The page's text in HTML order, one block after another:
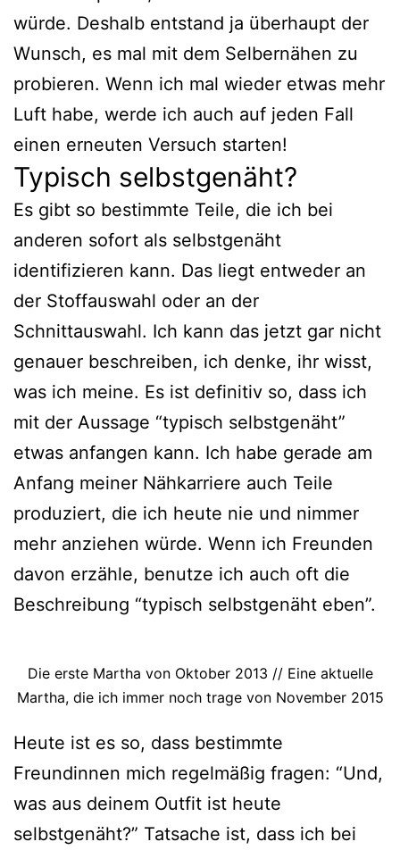
würde. Deshalb entstand ja überhaupt der
Wunsch, es mal mit dem Selbernähen zu
probieren. Wenn ich mal wieder etwas mehr
Luft habe, werde ich auch auf jeden Fall
einen erneuten Versuch starten!
Typisch selbstgenäht?
Es gibt so bestimmte Teile, die ich bei
anderen sofort als selbstgenäht
identifizieren kann. Das liegt entweder an
der Stoffauswahl oder an der
Schnittauswahl. Ich kann das jetzt gar nicht
genauer beschreiben, ich denke, ihr wisst,
was ich meine. Es ist definitiv so, dass ich
mit der Aussage “typisch selbstgenäht”
etwas anfangen kann. Ich habe gerade am
Anfang meiner Nähkarriere auch Teile
produziert, die ich heute nie und nimmer
mehr anziehen würde. Wenn ich Freunden
davon erzähle, benutze ich auch oft die
Beschreibung “typisch selbstgenäht eben”.
Die erste Martha von Oktober 2013 // Eine aktuelle
Martha, die ich immer noch trage von November 2015
Heute ist es so, dass bestimmte
Freundinnen mich regelmäßig fragen: “Und,
was aus deinem Outfit ist heute
selbstgenäht?” Tatsache ist, dass ich bei